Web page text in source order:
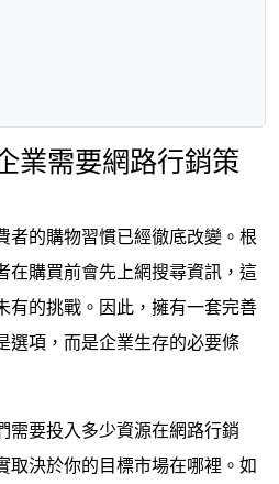
業需要網路行銷策
者的購物習慣已經徹底改變。根
在購買前會先上網搜尋資訊，這
有的挑戰。因此，擁有一套完善
選項，而是企業生存的必要條
需要投入多少資源在網路行銷
取決於你的目標市場在哪裡。如